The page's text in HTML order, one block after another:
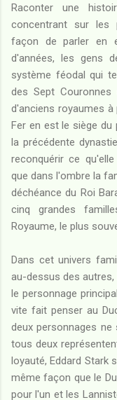
Raconter une
concentrant sur les
façon de parler en
d'années, les gens
système féodal qui
des Sept
d'anciens royaumes à
Fer en est le siège du
la précédente
reconquérir ce
que dans l'ombre la
déchéance du Roi
cinq grandes
Royaume, le plus
Dans cet univers
au-dessus des
le personnage
vite fait penser au
deux personnages
tous deux
loyauté, Eddard Stark
même façon que le
pour l'un et les